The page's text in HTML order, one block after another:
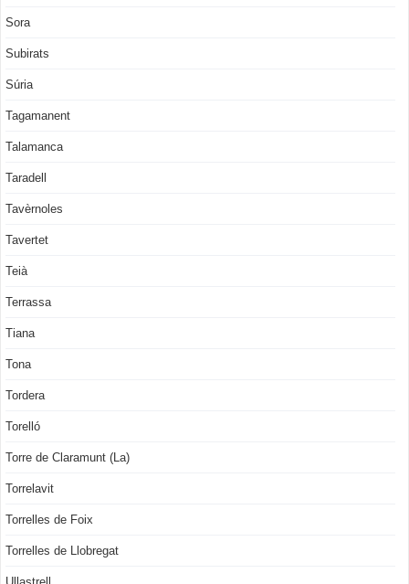
Sora
Subirats
Súria
Tagamanent
Talamanca
Taradell
Tavèrnoles
Tavertet
Teià
Terrassa
Tiana
Tona
Tordera
Torelló
Torre de Claramunt (La)
Torrelavit
Torrelles de Foix
Torrelles de Llobregat